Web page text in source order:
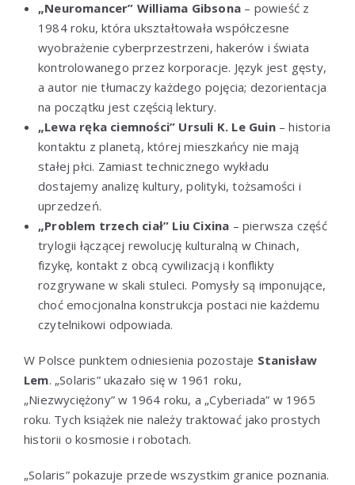
„Neuromancer” Williama Gibsona – powieść z
1984 roku, która ukształtowała współczesne
wyobrażenie cyberprzestrzeni, hakerów i świata
kontrolowanego przez korporacje. Język jest gęsty,
a autor nie tłumaczy każdego pojęcia; dezorientacja
na początku jest częścią lektury.
„Lewa ręka ciemności” Ursuli K. Le Guin– historia
kontaktu z planetą, której mieszkańcy nie mają
stałej płci. Zamiast technicznego wykładu
dostajemy analizę kultury, polityki, tożsamości i
uprzedzeń.
„Problem trzech ciał” Liu Cixina – pierwsza część
trylogii łączącej rewolucję kulturalną w Chinach,
fizykę, kontakt z obcą cywilizacją i konflikty
rozgrywane w skali stuleci. Pomysły są imponujące,
choć emocjonalna konstrukcja postaci nie każdemu
czytelnikowi odpowiada.
W Polsce punktem odniesienia pozostaje Stanisław
Lem. „Solaris” ukazało się w 1961 roku,
„Niezwyciężony” w 1964 roku, a „Cyberiada” w 1965
roku. Tych książek nie należy traktować jako prostych
historii o kosmosie i robotach.
„Solaris” pokazuje przede wszystkim granice poznania.